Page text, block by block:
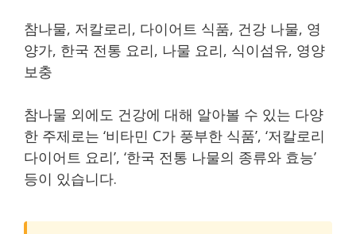
참나물, 저칼로리, 다이어트 식품, 건강 나물, 영
양가, 한국 전통 요리, 나물 요리, 식이섬유, 영양
보충
참나물 외에도 건강에 대해 알아볼 수 있는 다양
한 주제로는 ‘비타민 C가 풍부한 식품’, ‘저칼로리
다이어트 요리’, ‘한국 전통 나물의 종류와 효능’
등이 있습니다.